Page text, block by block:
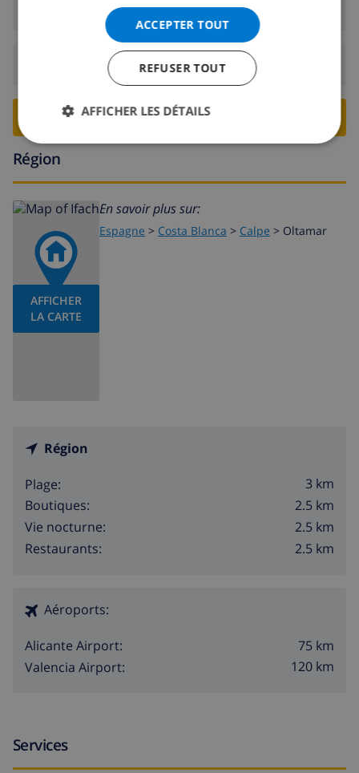
Arrivée:De 16:00 avant 20:00
Départ:Avant: 10:00
RESERVER CETTE VILLA ›
Région
AFFICHER
LA CARTE
En savoir plus sur:
Espagne > Costa Blanca > Calpe > Oltamar
Région
Plage:
3 km
Boutiques:
2.5 km
Vie nocturne:
2.5 km
Restaurants:
2.5 km
Aéroports:
Alicante Airport:
75 km
Valencia Airport:
120 km
Services
ACCEPTER TOUT
REFUSER TOUT
AFFICHER LES DÉTAILS